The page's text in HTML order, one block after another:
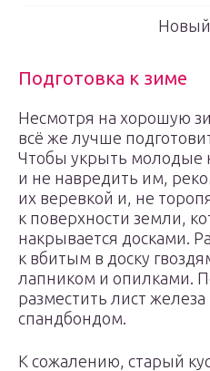
Новый
Подготовка к зиме
Несмотря на хорошую
всё же лучше
Чтобы укрыть молодые
и не навредить им,
их веревкой и, не
к поверхности земли,
накрывается досками.
к вбитым в доску
лапником и опилками.
разместить лист
спандбондом.
К сожалению, старый